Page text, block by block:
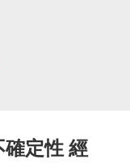
定性 經